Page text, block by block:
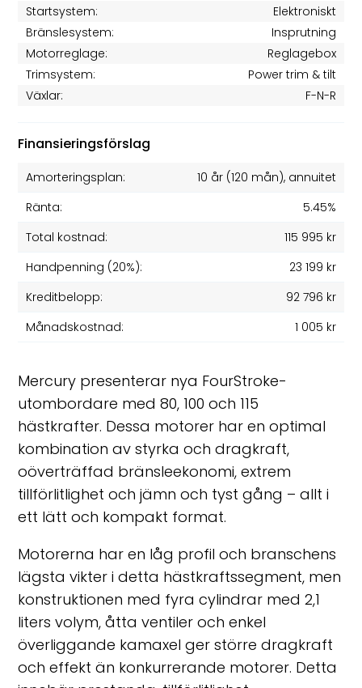
Startsystem:
Elektroniskt
Bränslesystem:
Insprutning
Motorreglage:
Reglagebox
Trimsystem:
Power trim & tilt
Växlar:
F-N-R
Finansieringsförslag
Amorteringsplan: 10 år(120 mån), annuitet
Ränta:
5.45%
Total kostnad:
115 995 kr
Handpenning (20%):
23 199 kr
Kreditbelopp:
92 796 kr
Månadskostnad:
1 005 kr
Mercury presenterar nya FourStroke-
utombordare med 80, 100 och 115
hästkrafter. Dessa motorer har en optimal
kombination av styrka och dragkraft,
oöverträffad bränsleekonomi, extrem
tillförlitlighet och jämn och tyst gång – allt i
ett lätt och kompakt format.
Motorerna har en låg profil och branschens
lägsta vikter i detta hästkraftssegment, men
konstruktionen med fyra cylindrar med 2,1
liters volym, åtta ventiler och enkel
överliggande kamaxel ger större dragkraft
och effekt än konkurrerande motorer. Detta